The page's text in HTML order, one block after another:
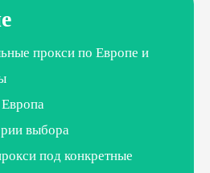
прокси по Европе и
выбора
под конкретные